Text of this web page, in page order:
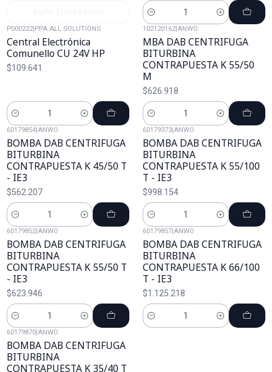
Cantidad
P000222|PPA ALL SOLUTIONS
Central Electrónica
Comunello CU 24V HP
$109.641
Cantidad
102120162|ANWO
MBA DAB CENTRIFUGA
BITURBINA
CONTRAPUESTA K 55/50
M
$626.918
Cantidad
60179854|ANWO
BOMBA DAB CENTRIFUGA
BITURBINA
CONTRAPUESTA K 45/50 T
- IE3
$562.207
Cantidad
60179373|ANWO
BOMBA DAB CENTRIFUGA
BITURBINA
CONTRAPUESTA K 55/100
T - IE3
$998.154
Cantidad
60179852|ANWO
BOMBA DAB CENTRIFUGA
BITURBINA
CONTRAPUESTA K 55/50 T
- IE3
$623.946
Cantidad
60179857|ANWO
BOMBA DAB CENTRIFUGA
BITURBINA
CONTRAPUESTA K 66/100
T - IE3
$1.125.218
Cantidad
60179870|ANWO
BOMBA DAB CENTRIFUGA
BITURBINA
CONTRAPUESTA K 35/40 T